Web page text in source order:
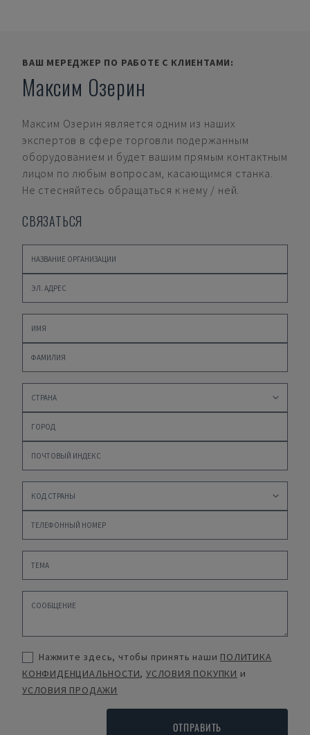
ВАШ МЕРЕДЖЕР ПО РАБОТЕ С КЛИЕНТАМИ:
Максим Озерин
Максим Озерин является одним из наших
экспертов в сфере торговли подержанным
оборудованием и будет вашим прямым контактным
лицом по любым вопросам, касающимся станка.
Не стесняйтесь обращаться к нему / ней.
СВЯЗАТЬСЯ
Нажмите здесь, чтобы принять наши ПОЛИТИКА
КОНФИДЕНЦИАЛЬНОСТИ,УСЛОВИЯ ПОКУПКИ и
УСЛОВИЯ ПРОДАЖИ
ОТПРАВИТЬ